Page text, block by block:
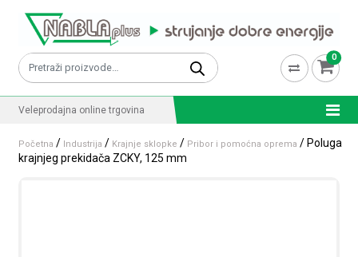
Pretraži: 0
Veleprodajna online trgovina
Početna / Industrija / Krajnje sklopke / Pribor i pomoćna oprema / Poluga
krajnjeg prekidača ZCKY, 125 mm